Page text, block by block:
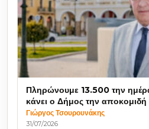
Πληρώνουμε 13.500 την
κάνει ο Δήμος την αποκομιδή
Γιώργος Τσουρουνάκης
31/07/2026